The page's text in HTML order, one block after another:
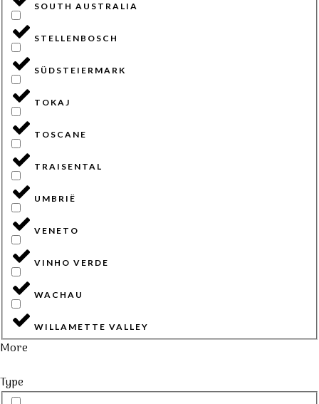
SOUTH AUSTRALIA
STELLENBOSCH
SÜDSTEIERMARK
TOKAJ
TOSCANE
TRAISENTAL
UMBRIË
VENETO
VINHO VERDE
WACHAU
WILLAMETTE VALLEY
More
Type